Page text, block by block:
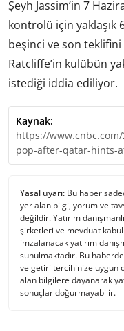
Şeyh Jassim’in 7
kontrolü için yaklaşık
beşinci ve son
Ratcliffe’in kulübün
istediği iddia ediliyor.
Kaynak:
https://
pop-after-qatar-hints-
Yasal uyarı: Bu haber
yer alan bilgi, yorum ve
değildir. Yatırım
şirketleri ve mevduat
imzalanacak yatırım
sunulmaktadır. Bu
ve getiri tercihinize uygun
alan bilgilere dayanarak
sonuçlar doğurmayabilir.